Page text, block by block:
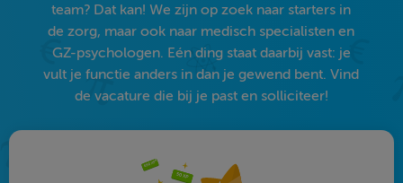
team? Dat kan! We zijn op zoek naar starters in
de zorg, maar ook naar medisch specialisten en
GZ-psychologen. Eén ding staat daarbij vast: je
vult je functie anders in dan je gewend bent. Vind
de vacature die bij je past en solliciteer!